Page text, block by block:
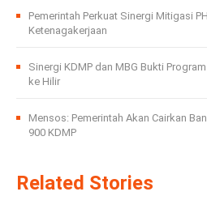
Pemerintah Perkuat Sinergi Mitigasi
Ketenagakerjaan
Sinergi KDMP dan MBG Bukti
ke Hilir
Mensos: Pemerintah Akan Cairkan
900 KDMP
Related Stories